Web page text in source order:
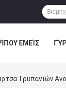
ΕΜΕΊΣ
Τρυπανιών